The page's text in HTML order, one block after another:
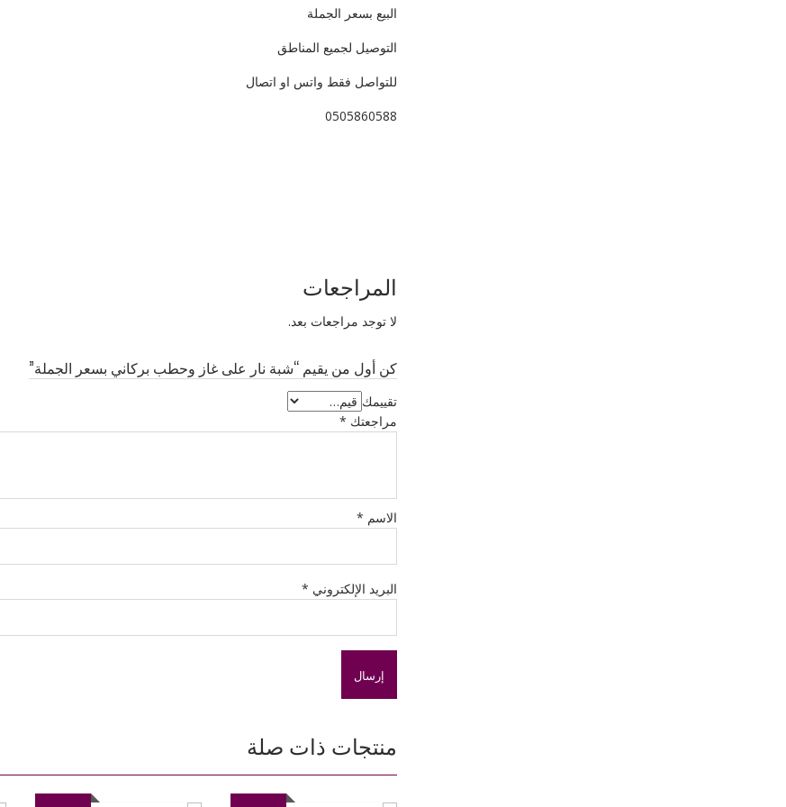
البيع بسعر الجملة
التوصيل لجميع المناطق
للتواصل فقط واتس او اتصال
0505860588
المراجعات
لا توجد مراجعات بعد.
كن أول من يقيم “شبة نار على غاز وحطب بركاني بسعر الجملة”
تقييمك
مراجعتك *
الاسم *
البريد الإلكتروني *
منتجات ذات صلة